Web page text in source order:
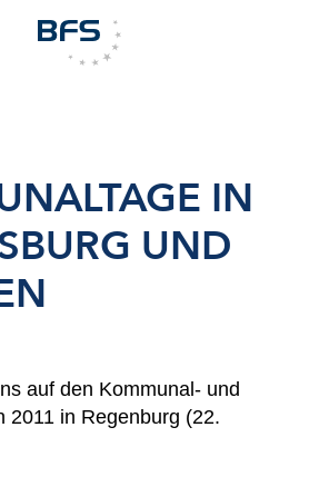
IN
UND
auf den Kommunal- und
2011 in Regenburg (22.